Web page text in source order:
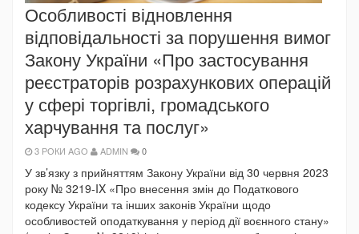
Особливості відновлення
відповідальності за порушення вимог
Закону України «Про застосування
реєстраторів розрахункових операцій
у сфері торгівлі, громадського
харчування та послуг»
3 РОКИ AGO ADMIN 0
У зв’язку з прийняттям Закону України від 30 червня 2023
року № 3219-IX «Про внесення змін до Податкового
кодексу України та інших законів України щодо
особливостей оподаткування у період дії воєнного стану»